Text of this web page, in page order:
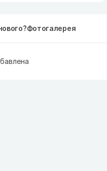
Фотогалерея